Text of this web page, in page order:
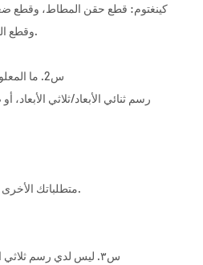
كينغتوم: قطع حقن المطاط، وقطع
وقطع المطاط المعدني، وقطع البلاستيك.
س2. ما المعلومات التي تحتاجها لتحديد السعر؟
4. متطلباتك الأخرى مثل التسامح ومعالجة السطح.
س٣. ليس لدي رسم ثلاثي الأبعاد، كيف يمكنني القيام بذلك؟